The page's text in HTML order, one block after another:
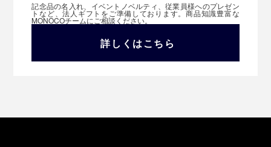
記念品の名入れ、イベントノベルティ、従業員様へのプレゼン
トなど、法人ギフトをご準備しております。商品知識豊富な
MONOCOチームにご相談ください。
詳しくはこちら